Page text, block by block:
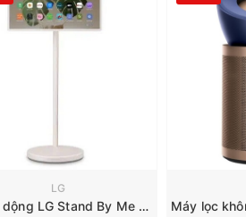
LG
Tivi di dộng LG Stand By Me 2, 27 inch 2025 | 27LX6TDGA